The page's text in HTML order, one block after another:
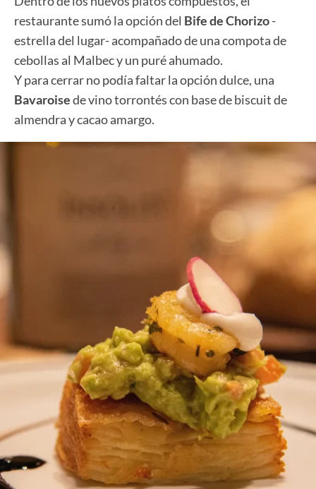
restaurante sumó la opción del Bife de Chorizo-
estrella del lugar- acompañado de una compota de
cebollas al Malbec y un puré ahumado.
Y para cerrar no podía faltar la opción dulce, una
Bavaroisede vino torrontés con base de biscuit de
almendra y cacao amargo.